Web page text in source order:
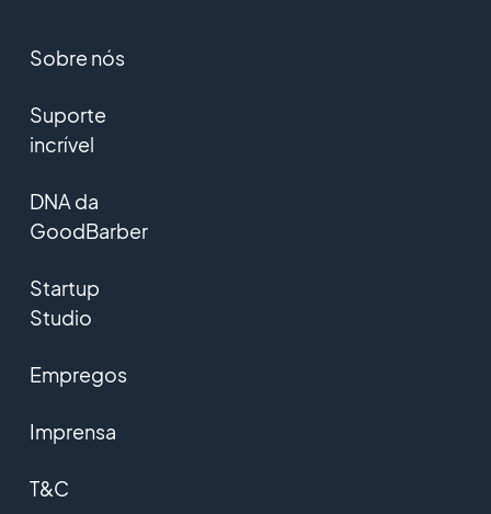
Sobre nós
Suporte
incrível
DNA da
GoodBarber
Startup
Studio
Empregos
Imprensa
T&C